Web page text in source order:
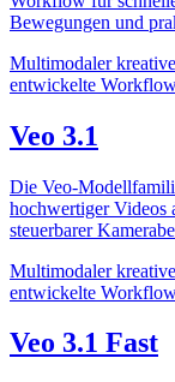
Bewegungen und
Multimodaler
entwickelte
Veo 3.1
Die Veo-
hochwertiger Videos
steuerbarer
Multimodaler
entwickelte
Veo 3.1 Fast